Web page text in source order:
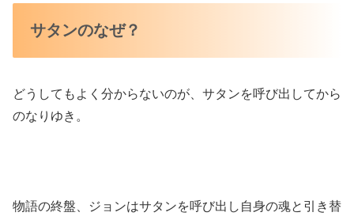
サタンのなぜ？
どうしてもよく分からないのが、サタンを呼び出してから
のなりゆき。
物語の終盤、ジョンはサタンを呼び出し自身の魂と引き替